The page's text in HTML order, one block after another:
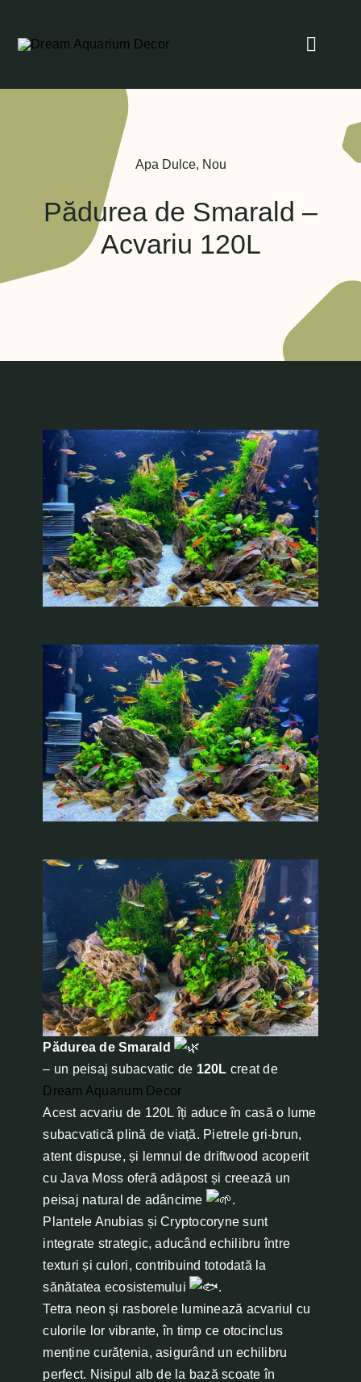
content
Toggle
Home
Proiectele noastre
Apa Dulce, Nou
Pădurea de Smarald –
Acvariu 120L
Pădurea de Smarald
– un peisaj subacvatic de 120L creat de
Dream Aquarium Decor
Acest acvariu de 120L îți aduce în casă o lume
subacvatică plină de viață. Pietrele gri-brun,
atent dispuse, și lemnul de driftwood acoperit
cu Java Moss oferă adăpost și creează un
peisaj natural de adâncime
.
Plantele Anubias și Cryptocoryne sunt
integrate strategic, aducând echilibru între
texturi și culori, contribuind totodată la
sănătatea ecosistemului
.
Tetra neon și rasborele luminează acvariul cu
culorile lor vibrante, în timp ce otocinclus
menține curățenia, asigurând un echilibru
perfect. Nisipul alb de la bază scoate în